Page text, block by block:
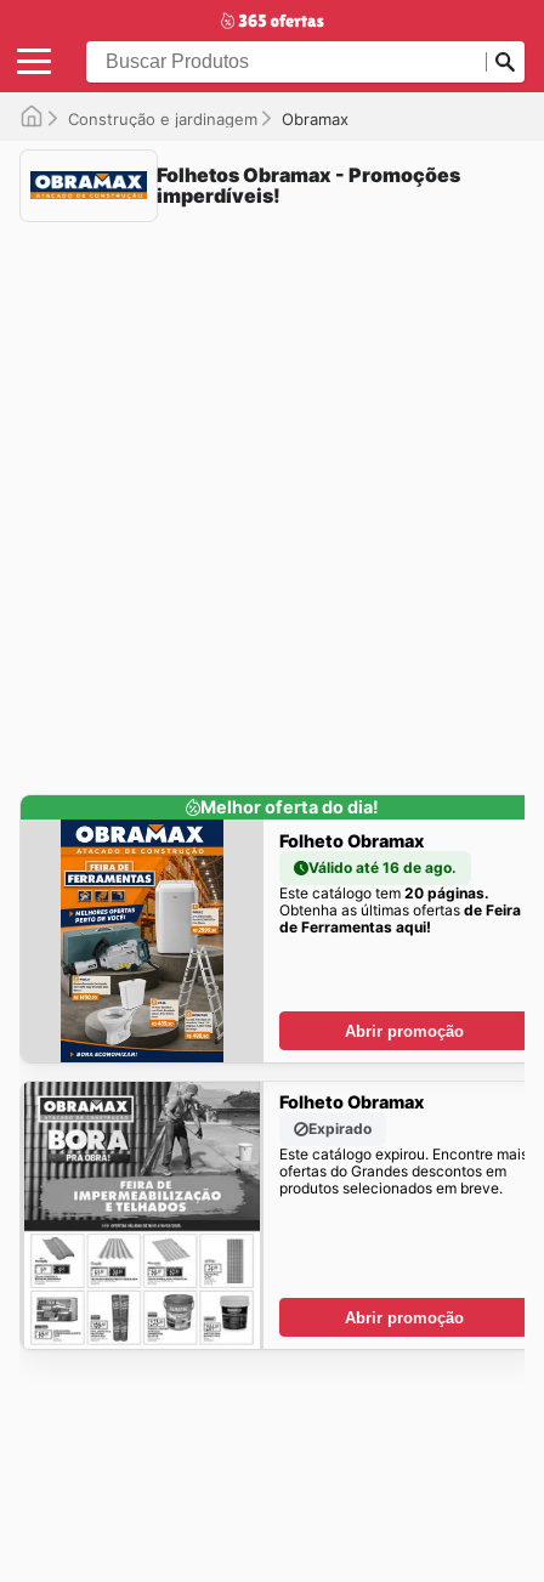
Construção e jardinagem Obramax
Folhetos Obramax - Promoções
imperdíveis!
Melhor oferta do dia!
Folheto Obramax
Válido até 16 de ago.
Este catálogo tem 20 páginas.
Obtenha as últimas ofertas de Feira
de Ferramentas aqui!
Abrir promoção
Folheto Obramax
Expirado
Este catálogo expirou. Encontre mais
ofertas do Grandes descontos em
produtos selecionados em breve.
Abrir promoção